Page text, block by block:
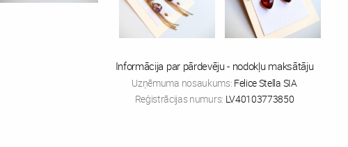
Informācija par pārdevēju - nodokļu maksātāju
Uzņēmuma nosaukums: Felice Stella SIA
Reģistrācijas numurs: LV40103773850